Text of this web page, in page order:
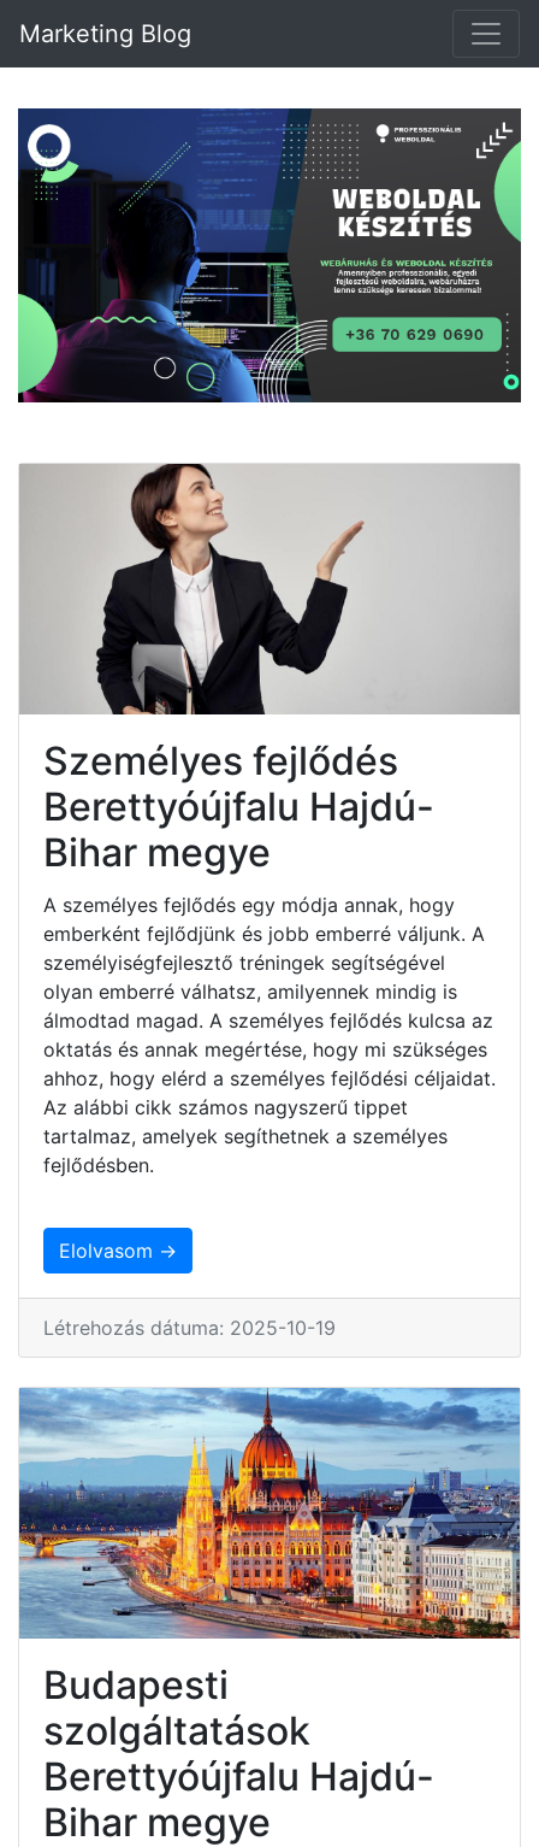
Marketing Blog
Személyes fejlődés
Berettyóújfalu Hajdú-
Bihar megye
A személyes fejlődés egy módja annak, hogy
emberként fejlődjünk és jobb emberré váljunk. A
személyiségfejlesztő tréningek segítségével
olyan emberré válhatsz, amilyennek mindig is
álmodtad magad. A személyes fejlődés kulcsa az
oktatás és annak megértése, hogy mi szükséges
ahhoz, hogy elérd a személyes fejlődési céljaidat.
Az alábbi cikk számos nagyszerű tippet
tartalmaz, amelyek segíthetnek a személyes
fejlődésben.
Elolvasom →
Létrehozás dátuma: 2025-10-19
Budapesti
szolgáltatások
Berettyóújfalu Hajdú-
Bihar megye